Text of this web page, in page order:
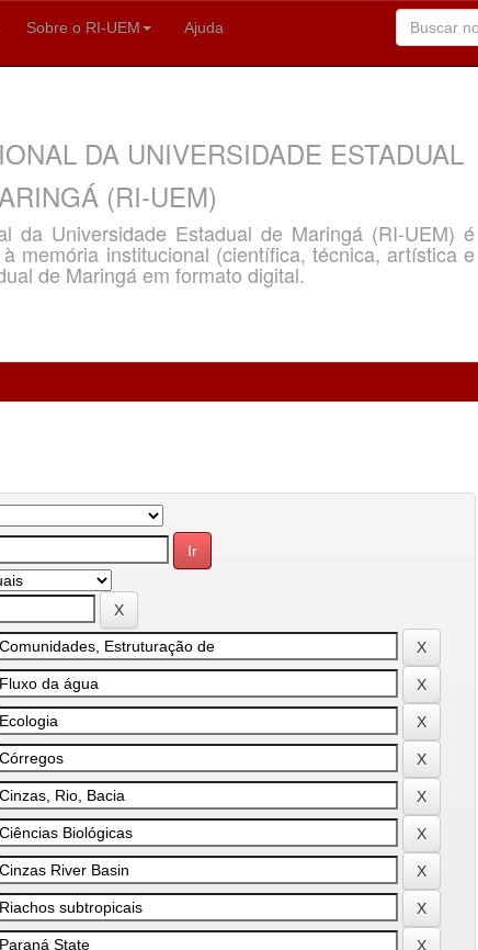
Sobre o RI-UEM Ajuda
DA UNIVERSIDADE ESTADUAL
(RI-UEM)
da Universidade Estadual de Maringá (RI-UEM) é
memória institucional (científica, técnica, artística e
de Maringá em formato digital.